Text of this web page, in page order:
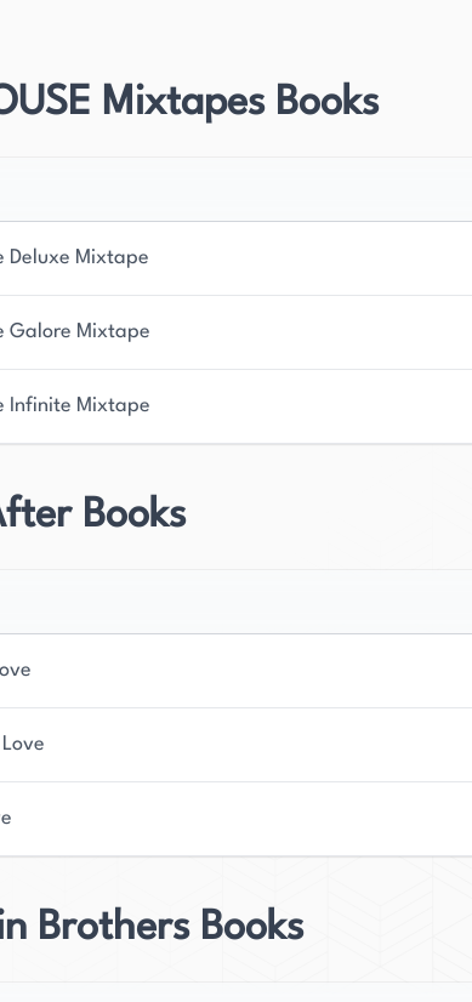
wider, die oft Figuren und Schauplätze
echte Fashionista und genießt es,
und hört oft Neo-Soul, während
und sie hat Talent, Figuren zu
sind. Ihr Engagement für ihr Handwerk und
präsentieren, haben ihr eine treue
mit ihren Leser*innen über ihren Blog,
die die Schönheit und Komplexität
möchte House andere inspirieren und
Mixtapes Books
Deluxe Mixtape
Galore Mixtape
Infinite Mixtape
Books
Brothers Books